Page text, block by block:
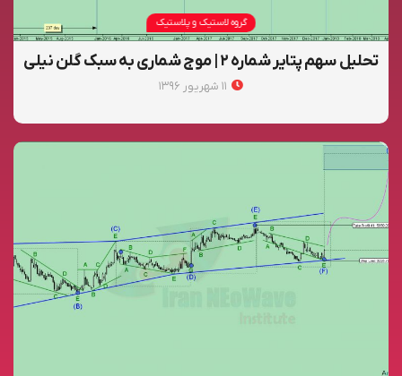
گروه لاستیک و پلاستیک
تحلیل سهم پتایر شماره ۲ | موج شماری به سبک گلن نیلی